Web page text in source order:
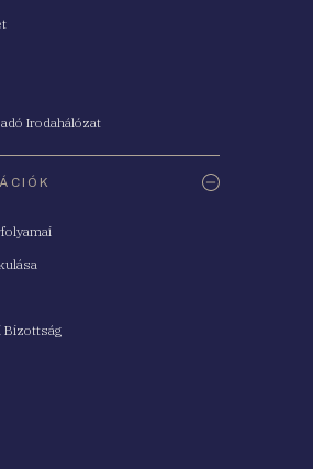
Irodahálózat
Bizottság